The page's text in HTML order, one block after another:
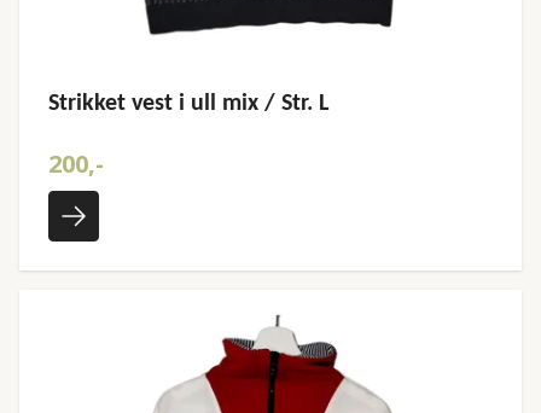
Strikket vest i ull mix / Str. L
200,-